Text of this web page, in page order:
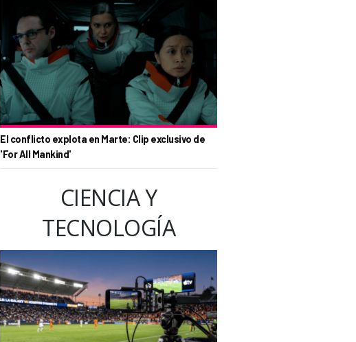
El conflicto explota en Marte: Clip exclusivo de
'For All Mankind'
CIENCIA Y
TECNOLOGÍA